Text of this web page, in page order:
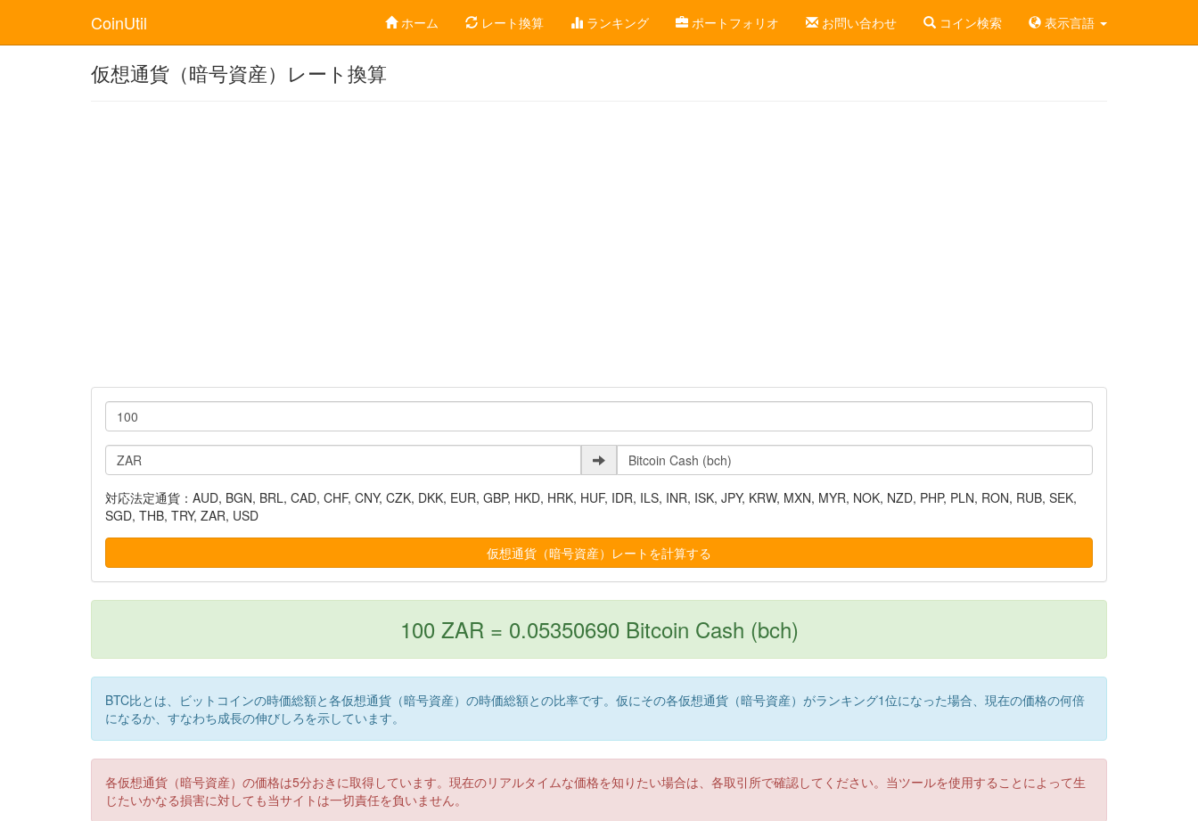
CoinUtil ホーム レート換算 ランキング ポートフォリオ お問い合わせ コイン検索 表示言語
仮想通貨（暗号資産）レート換算
対応法定通貨：AUD, BGN, BRL, CAD, CHF, CNY, CZK, DKK, EUR, GBP, HKD, HRK, HUF, IDR, ILS, INR, ISK, JPY, KRW, MXN, MYR, NOK, NZD, PHP, PLN, RON, RUB, SEK,
SGD, THB, TRY, ZAR, USD
100 ZAR = 0.05350690 Bitcoin Cash (bch)
BTC比とは、ビットコインの時価総額と各仮想通貨（暗号資産）の時価総額との比率です。仮にその各仮想通貨（暗号資産）がランキング1位になった場合、現在の価格の何倍
になるか、すなわち成長の伸びしろを示しています。
各仮想通貨（暗号資産）の価格は5分おきに取得しています。現在のリアルタイムな価格を知りたい場合は、各取引所で確認してください。当ツールを使用することによって生
じたいかなる損害に対しても当サイトは一切責任を負いません。